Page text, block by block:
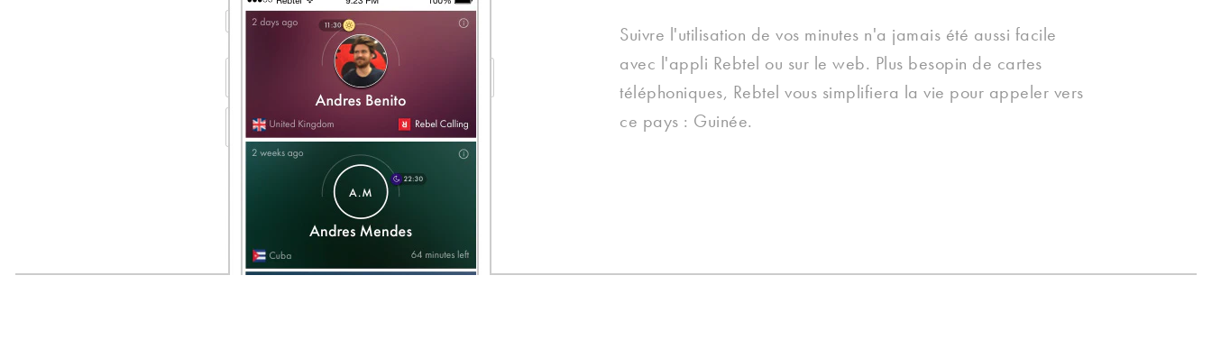
Suivre l'utilisation de vos minutes n'a jamais été aussi facile
avec l'appli Rebtel ou sur le web. Plus besopin de cartes
téléphoniques, Rebtel vous simplifiera la vie pour appeler vers
ce pays : Guinée.